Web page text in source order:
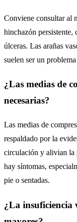
Conviene consultar al
hinchazón persistente,
úlceras. Las arañas
suelen ser un
¿Las medias de
necesarias?
Las medias de
respaldado por la
circulación y alivian la
hay síntomas,
pie o sentadas.
¿La insuficiencia